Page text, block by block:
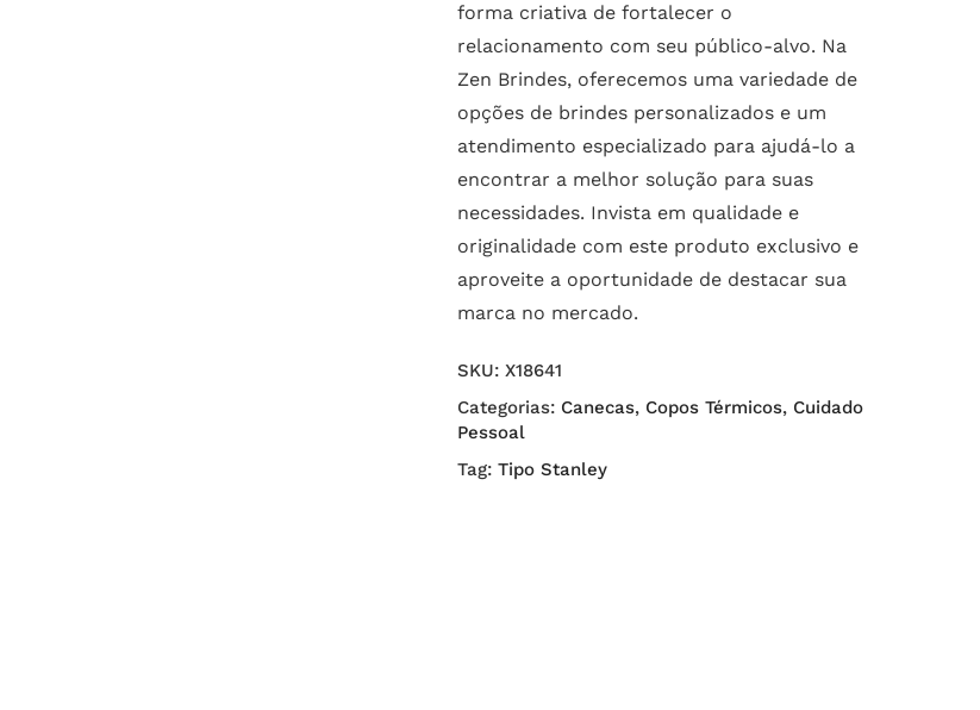
forma criativa de fortalecer o
relacionamento com seu público-alvo. Na
Zen Brindes, oferecemos uma variedade de
opções de brindes personalizados e um
atendimento especializado para ajudá-lo a
encontrar a melhor solução para suas
necessidades. Invista em qualidade e
originalidade com este produto exclusivo e
aproveite a oportunidade de destacar sua
marca no mercado.
SKU: X18641
Categorias: Canecas, Copos Térmicos, Cuidado
Pessoal
Tag: Tipo Stanley